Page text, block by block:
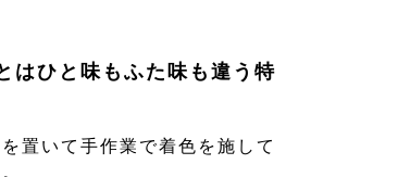
はひと味もふた味も違う特
置いて手作業で着色を施して